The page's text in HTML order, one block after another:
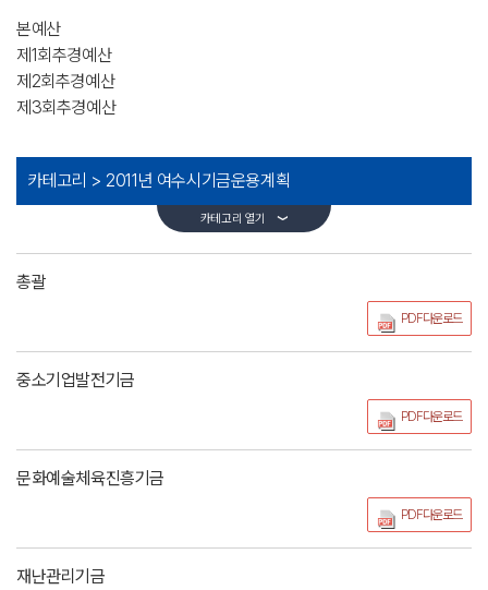
본예산
제1회추경예산
제2회추경예산
제3회추경예산
카테고리 >2011년 여수시기금운용계획
카테고리 열기
총괄
PDF다운로드
중소기업발전기금
PDF다운로드
문화예술체육진흥기금
PDF다운로드
재난관리기금